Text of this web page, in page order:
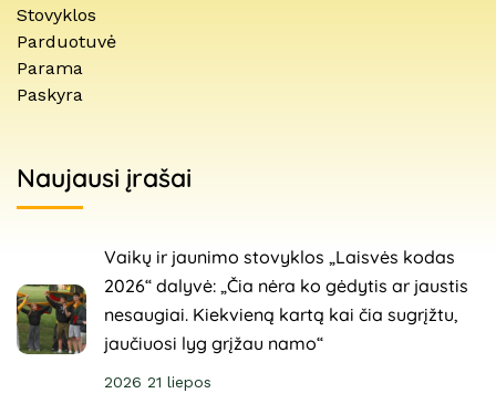
Stovyklos
Parduotuvė
Parama
Paskyra
Naujausi įrašai
Vaikų ir jaunimo stovyklos „Laisvės kodas
2026“ dalyvė: „Čia nėra ko gėdytis ar jaustis
nesaugiai. Kiekvieną kartą kai čia sugrįžtu,
jaučiuosi lyg grįžau namo“
2026 21 liepos